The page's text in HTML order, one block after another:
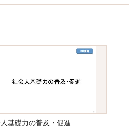
基礎力の普及・促進